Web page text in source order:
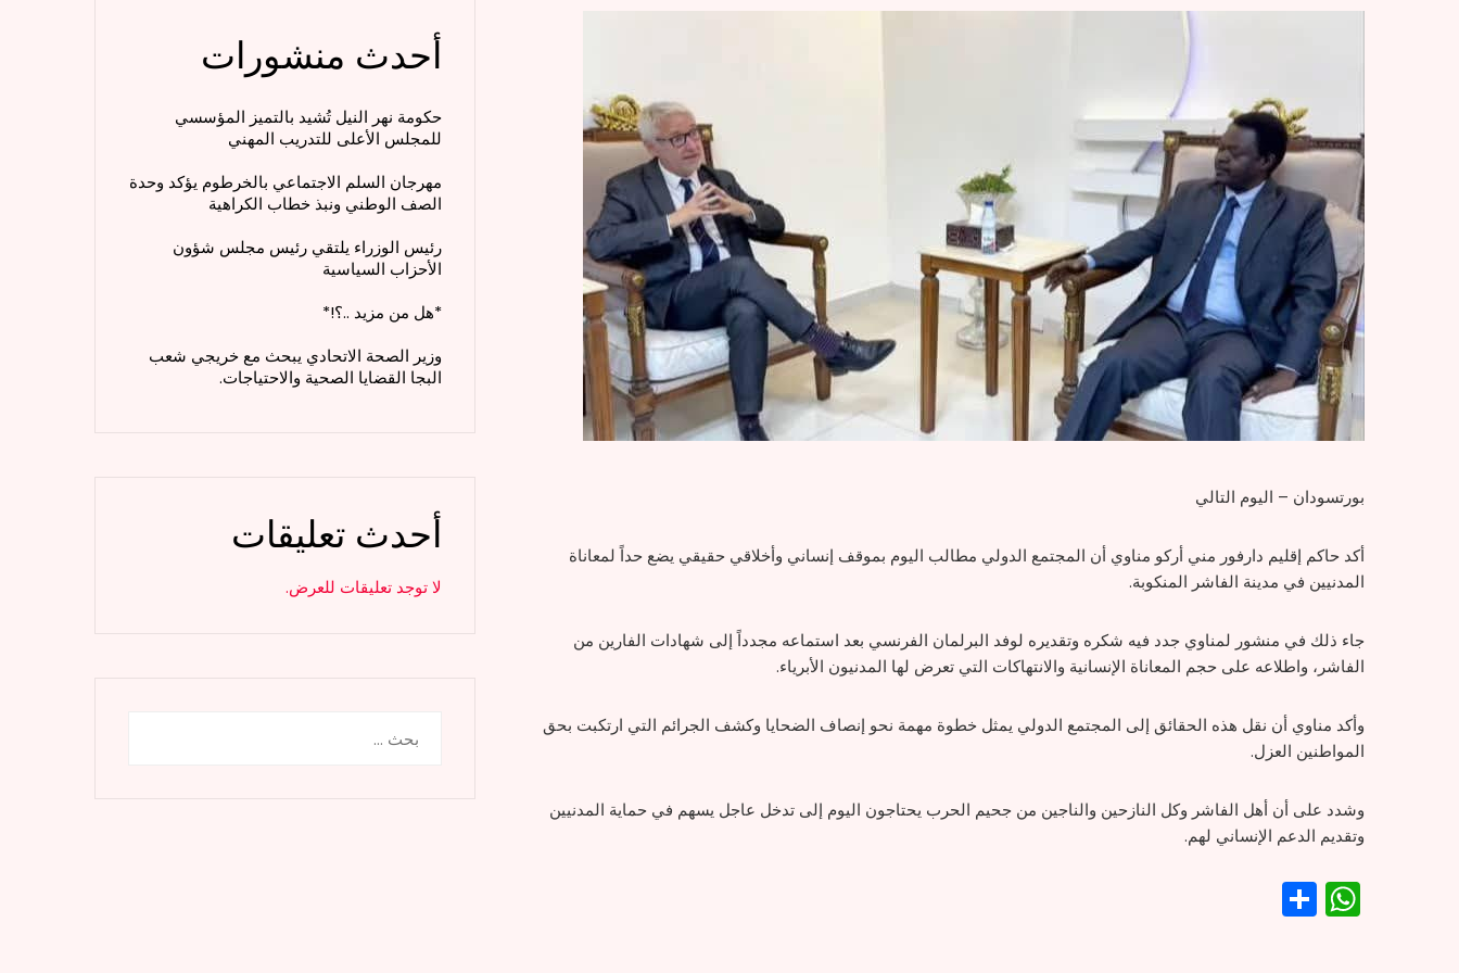
بورتسودان – اليوم التالي
أكد حاكم إقليم دارفور مني أركو مناوي أن المجتمع الدولي مطالب اليوم بموقف إنساني وأخلاقي حقيقي يضع حداً لمعاناة
المدنيين في مدينة الفاشر المنكوبة.
جاء ذلك في منشور لمناوي جدد فيه شكره وتقديره لوفد البرلمان الفرنسي بعد استماعه مجدداً إلى شهادات الفارين من
الفاشر، واطلاعه على حجم المعاناة الإنسانية والانتهاكات التي تعرض لها المدنيون الأبرياء.
وأكد مناوي أن نقل هذه الحقائق إلى المجتمع الدولي يمثل خطوة مهمة نحو إنصاف الضحايا وكشف الجرائم التي ارتكبت بحق
المواطنين العزل.
وشدد على أن أهل الفاشر وكل النازحين والناجين من جحيم الحرب يحتاجون اليوم إلى تدخل عاجل يسهم في حماية المدنيين
وتقديم الدعم الإنساني لهم.
WhatsApp
أحدث منشورات
حكومة نهر النيل تُشيد بالتميز المؤسسي
للمجلس الأعلى للتدريب المهني
مهرجان السلم الاجتماعي بالخرطوم يؤكد وحدة
الصف الوطني ونبذ خطاب الكراهية
رئيس الوزراء يلتقي رئيس مجلس شؤون
الأحزاب السياسية
*هل من مزيد ..؟!*
وزير الصحة الاتحادي يبحث مع خريجي شعب
البجا القضايا الصحية والاحتياجات.
أحدث تعليقات
لا توجد تعليقات للعرض.